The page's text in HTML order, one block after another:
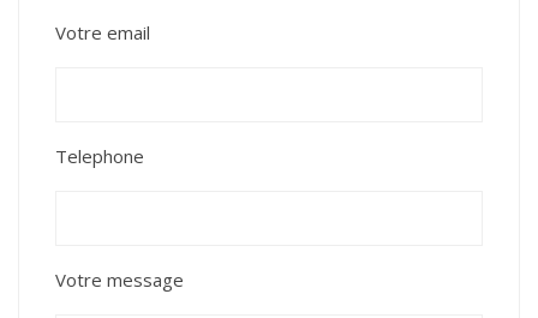
Votre email
Telephone
Votre message